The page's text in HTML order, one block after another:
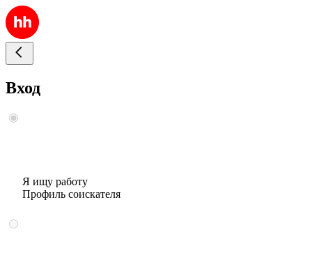
Вход
Я ищу работу
Профиль соискателя